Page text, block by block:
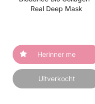
Real Deep Mask
Herinner me
Uitverkocht